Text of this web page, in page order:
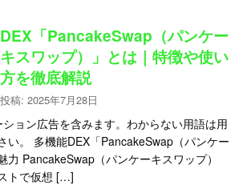
DEX「PancakeSwap（パンケー
キスワップ）」とは｜特徴や使い
方を徹底解説
投稿: 2025年7月28日
ョン広告を含みます。わからない用語は用
い。 多機能DEX「PancakeSwap（パンケー
力 PancakeSwap（パンケーキスワップ）
トで仮想 […]